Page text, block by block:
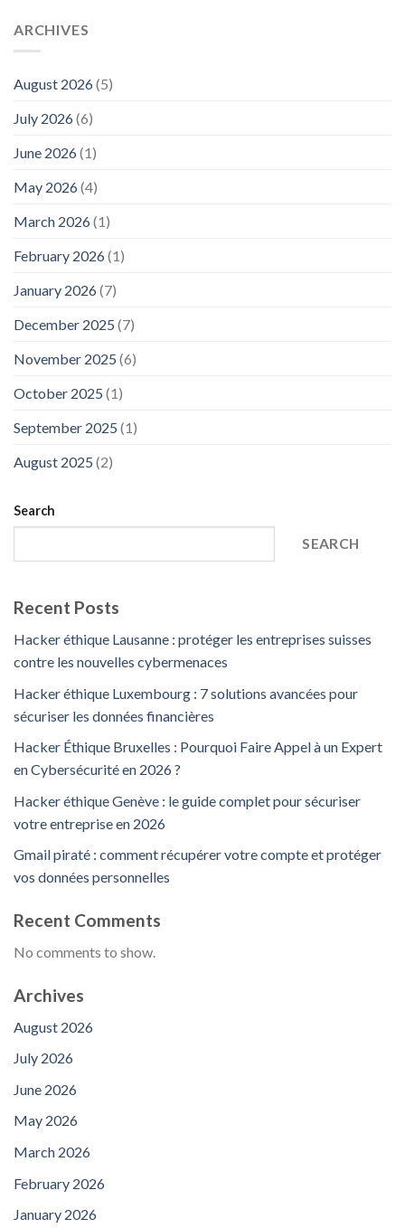
ARCHIVES
August 2026(5)
July 2026(6)
June 2026(1)
May 2026(4)
March 2026(1)
February 2026(1)
January 2026(7)
December 2025 (7)
November 2025 (6)
October 2025 (1)
September 2025 (1)
August 2025 (2)
Search
SEARCH
Recent Posts
Hacker éthique Lausanne : protéger les entreprises suisses
contre les nouvelles cybermenaces
Hacker éthique Luxembourg : 7 solutions avancées pour
sécuriser les données financières
Hacker Éthique Bruxelles : Pourquoi Faire Appel à un Expert
en Cybersécurité en 2026 ?
Hacker éthique Genève : le guide complet pour sécuriser
votre entreprise en 2026
Gmail piraté : comment récupérer votre compte et protéger
vos données personnelles
Recent Comments
No comments to show.
Archives
August 2026
July 2026
June 2026
May 2026
March 2026
February 2026
January 2026